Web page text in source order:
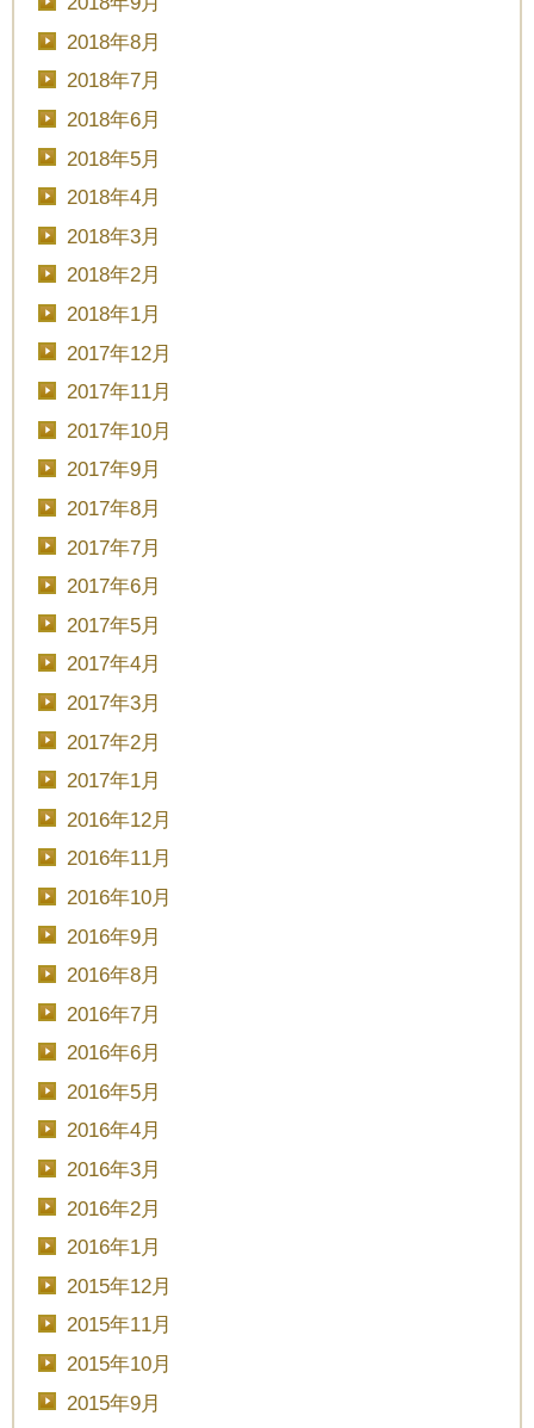
2018年8月
2018年7月
2018年6月
2018年5月
2018年4月
2018年3月
2018年2月
2018年1月
2017年12月
2017年11月
2017年10月
2017年9月
2017年8月
2017年7月
2017年6月
2017年5月
2017年4月
2017年3月
2017年2月
2017年1月
2016年12月
2016年11月
2016年10月
2016年9月
2016年8月
2016年7月
2016年6月
2016年5月
2016年4月
2016年3月
2016年2月
2016年1月
2015年12月
2015年11月
2015年10月
2015年9月